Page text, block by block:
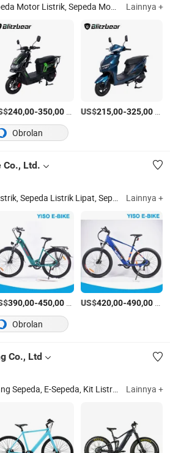
Sepeda Listrik, E-Bike, Sepeda Motor Listrik, Sepeda Motor, Skuter Listrik, Motor Listrik, Trike Listrik, Sepeda Listrik, Kendaraan Listrik, Moped Listrik Lainnya +
240,00-350,00/Atur US$215,00-325,00
Obrolan
Co., Ltd.
Sepeda Listrik Kota, Sepeda Listrik Mini, Suku Cadang Sepeda Listrik, Paket Konversi Sepeda Listrik, Sepeda Listrik Lipat, Sepeda Listrik Gunung Lainnya +
390,00-450,00/piece US$420,00-490,00
Obrolan
Co., Ltd
Sepeda Listrik, Suku Cadang Sepeda, E-Sepeda, Kit Listrik untuk Sepeda, Sepeda Jalan, Sepeda Fixie, Sepeda Gravel, Sepeda Gunung, Sepeda Bambu Lainnya +